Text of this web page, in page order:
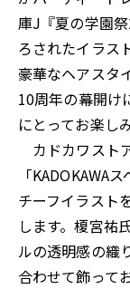
庫J『夏の学園
ろされたイラス
豪華なヘアスタ
10周年の幕開け
にとってお楽し
カドカワスト
「KADOKAWA
チーフイラスト
します。榎宮祐
ルの透明感の織
合わせて飾って